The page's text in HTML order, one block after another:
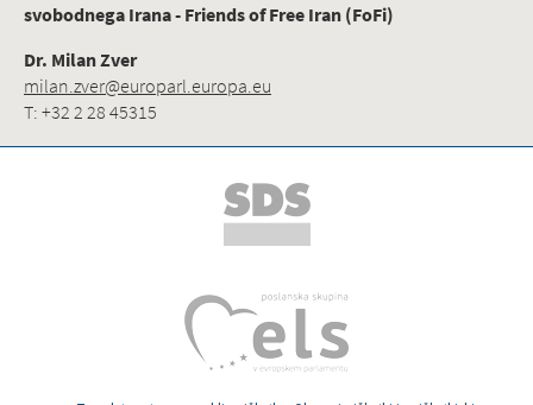
svobodnega Irana - Friends of Free Iran (FoFi)
Dr. Milan Zver
milan.zver@europarl.europa.eu
T: +32 2 28 45315